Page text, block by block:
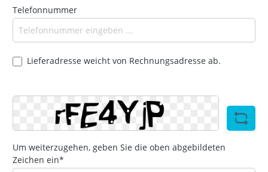
Telefonnummer
Lieferadresse weicht von Rechnungsadresse ab.
Um weiterzugehen, geben Sie die oben abgebildeten
Zeichen ein*